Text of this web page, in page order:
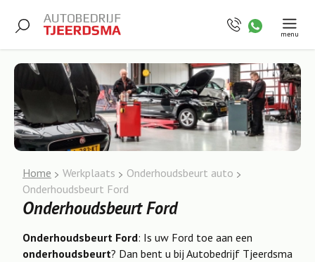
menu
Home Werkplaats
Onderhoudsbeurt auto
Onderhoudsbeurt Ford
Onderhoudsbeurt Ford
Onderhoudsbeurt Ford: Is uw Ford toe aan een
onderhoudsbeurt? Dan bent u bij Autobedrijf Tjeerdsma